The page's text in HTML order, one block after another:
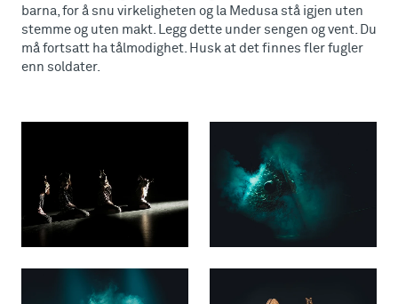
barna, for å snu virkeligheten og la Medusa stå igjen uten
stemme og uten makt. Legg dette under sengen og vent. Du
må fortsatt ha tålmodighet. Husk at det finnes fler fugler
enn soldater.